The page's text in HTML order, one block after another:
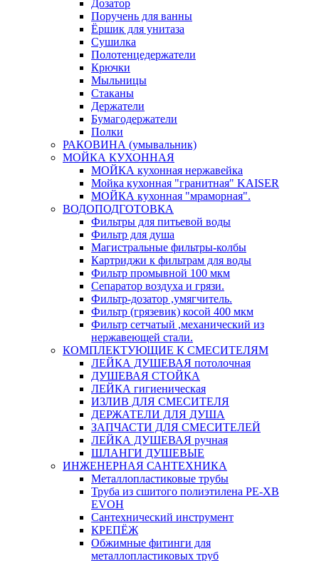
Дозатор
Поручень для ванны
Ёршик для унитаза
Сушилка
Полотенцедержатели
Крючки
Мыльницы
Стаканы
Держатели
Бумагодержатели
Полки
РАКОВИНА (умывальник)
МОЙКА КУХОННАЯ
МОЙКА кухонная нержавейка
Мойка кухонная "гранитная" KAISER
МОЙКА кухонная "мраморная".
ВОДОПОДГОТОВКА
Фильтры для питьевой воды
Фильтр для душа
Магистральные фильтры-колбы
Картриджи к фильтрам для воды
Фильтр промывной 100 мкм
Сепаратор воздуха и грязи.
Фильтр-дозатор ,умягчитель.
Фильтр (грязевик) косой 400 мкм
Фильтр сетчатый ,механический из
нержавеющей стали.
КОМПЛЕКТУЮЩИЕ К СМЕСИТЕЛЯМ
ЛЕЙКА ДУШЕВАЯ потолочная
ДУШЕВАЯ СТОЙКА
ЛЕЙКА гигиеническая
ИЗЛИВ ДЛЯ СМЕСИТЕЛЯ
ДЕРЖАТЕЛИ ДЛЯ ДУША
ЗАПЧАСТИ ДЛЯ СМЕСИТЕЛЕЙ
ЛЕЙКА ДУШЕВАЯ ручная
ШЛАНГИ ДУШЕВЫЕ
ИНЖЕНЕРНАЯ САНТЕХНИКА
Металлопластиковые трубы
Труба из сшитого полиэтилена PE-XB
EVOH
Сантехнический инструмент
КРЕПЁЖ
Обжимные фитинги для
металлопластиковых труб